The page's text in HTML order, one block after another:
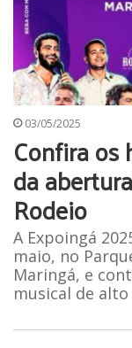
03/05/2025
Confira os
da
Rodeio
A Expoingá
maio, no
Maringá, e
musical de